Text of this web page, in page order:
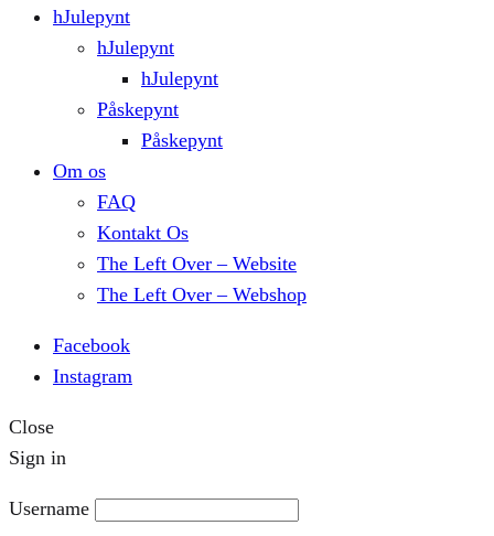
hJulepynt
hJulepynt
hJulepynt
Påskepynt
Påskepynt
Om os
FAQ
Kontakt Os
The Left Over – Website
The Left Over – Webshop
Facebook
Instagram
Close
Sign in
Username